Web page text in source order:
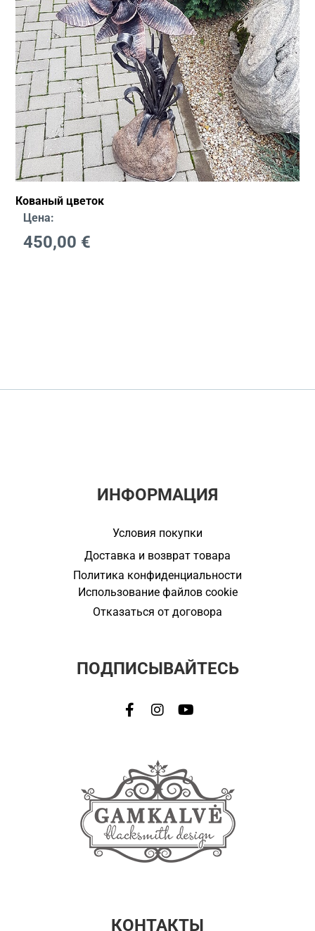
Кованый цветок
Цена:
450,00 €
ИНФОРМАЦИЯ
Условия покупки
Доставка и возврат товара
Политика конфиденциальности
Использование файлов cookie
Отказаться от договора
ПОДПИСЫВАЙТЕСЬ
КОНТАКТЫ